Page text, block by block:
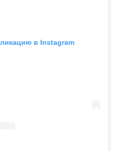
в Instagram